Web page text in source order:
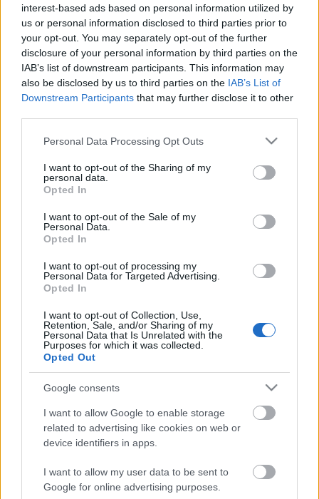
interest-based ads based on personal information utilized by
us or personal information disclosed to third parties prior to
your opt-out. You may separately opt-out of the further
disclosure of your personal information by third parties on the
IAB’s list of downstream participants. This information may
also be disclosed by us to third parties on the IAB’s List of
Downstream Participants that may further disclose it to other
Please note that this website/app uses one or more Google
not limited to your visit or usage behaviour. You may click to
grant or deny consent to Google and its third-party tags to
use your data for below specified purposes in below Google
consent section.
Personal Data Processing Opt Outs
I want to opt-out of the Sharing of my
personal data.
Opted In
I want to opt-out of the Sale of my
Personal Data.
Opted In
I want to opt-out of processing my
Personal Data for Targeted Advertising.
Opted In
I want to opt-out of Collection, Use,
Retention, Sale, and/or Sharing of my
Personal Data that Is Unrelated with the
Purposes for which it was collected.
Opted Out
Google consents
I want to allow Google to enable storage
related to advertising like cookies on web or
device identifiers in apps.
I want to allow my user data to be sent to
Google for online advertising purposes.
A kis herceg 1. - szabad fordítás
fejezetenként
satie•2015. január 01.
Antoine de Saint-Exupéry:A kis hercegI. fejezet 6
évesen egy "Igaz történetek" című, őserdőkről szóló
kígyót ábrázolt, amely lenyel egy állatot. Íme a rajz
másolata. Ez a felirat volt a könyvben: "A boa
prédáját egészben,…
Megalakult a Független
Diákparlament
2014. november 17.
november 15-én, Budapesten a Kürt Gimnáziumban
18:30-kor sikeresen lezárult a Független
Diákparlament alakuló plenáris ülése. Ezzel a
történelmileg is legjobb magyar diákhagyományok
2015.…
LibreOffice 4.3
Megjelent a teljesen ISO OpenDocument Formátum -